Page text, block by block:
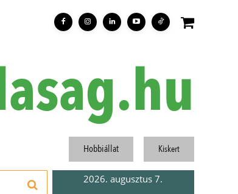
Hobbiállat Kiskert
2026. augusztus 7.